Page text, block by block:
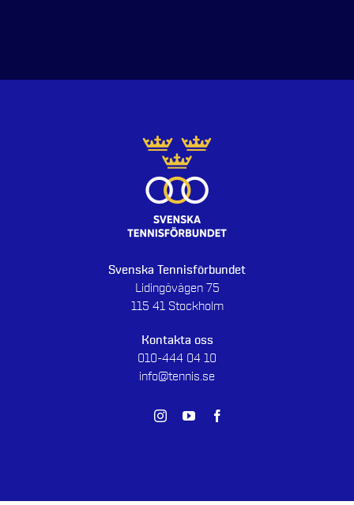
Svenska Tennisförbundet
Lidingövägen 75
115 41 Stockholm
Kontakta oss
010-444 04 10
info@tennis.se